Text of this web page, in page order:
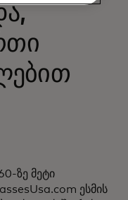
ზე მეტი
ესმის